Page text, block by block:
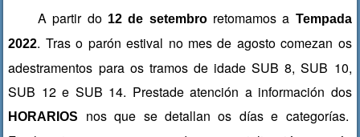
k
A partir do 12 de setembro retomamos a Tempada
2022. Tras o parón estival no mes de agosto comezan os
adestramentos para os tramos de idade SUB 8, SUB 10,
SUB 12 e SUB 14. Prestade atención a información dos
HORARIOS
nos que se detallan os días e categorías.